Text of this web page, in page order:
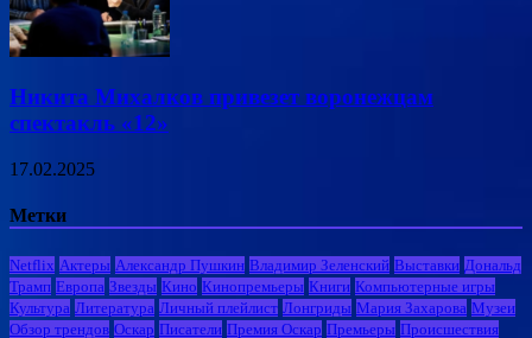
Никита Михалков привезет воронежцам
спектакль «12»
17.02.2025
Метки
Netflix Актеры Александр Пушкин Владимир Зеленский Выставки Дональд
Трамп Европа Звезды Кино Кинопремьеры Книги Компьютерные игры
Культура Литература Личный плейлист Лонгриды Мария Захарова Музеи
Обзор трендов Оскар Писатели Премия Оскар Премьеры Происшествия